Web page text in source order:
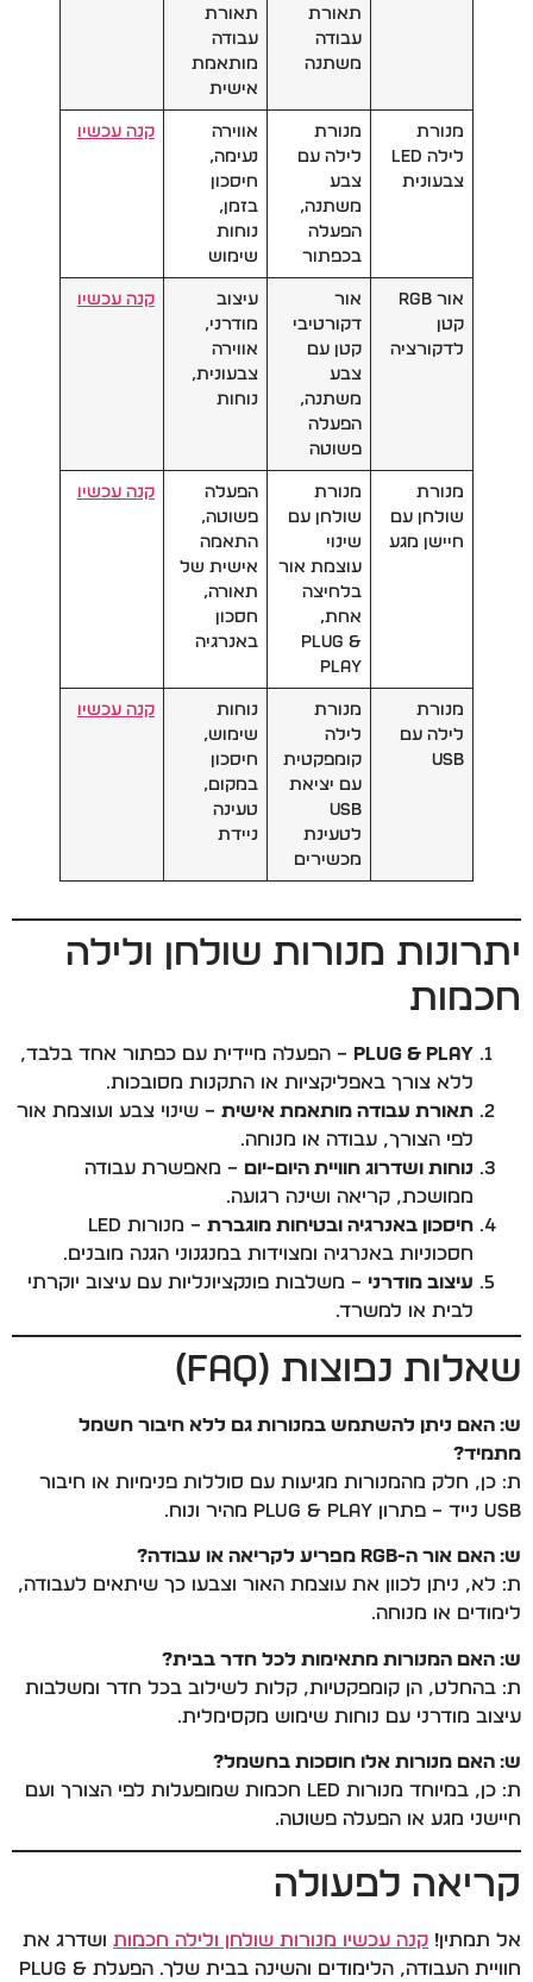
תאורת
עבודה
משתנה
תאורת
עבודה
מותאמת
אישית
מנורת
לילה LED
צבעונית
מנורת
לילה עם
צבע
משתנה,
הפעלה
בכפתור
אווירה
נעימה,
חיסכון
בזמן,
נוחות
שימוש
קנה עכשיו
אור RGB
קטן
לדקורציה
אור
דקורטיבי
קטן עם
צבע
משתנה,
הפעלה
פשוטה
עיצוב
מודרני,
אווירה
צבעונית,
נוחות
קנה עכשיו
מנורת
שולחן עם
חיישן מגע
מנורת
שולחן עם
שינוי
עוצמת אור
בלחיצה
אחת,
Plug &
Play
הפעלה
פשוטה,
התאמה
אישית של
תאורה,
חסכון
באנרגיה
קנה עכשיו
מנורת
לילה עם
USB
מנורת
לילה
קומפקטית
עם יציאת
USB
לטעינת
מכשירים
נוחות
שימוש,
חיסכון
במקום,
טעינה
ניידת
קנה עכשיו
יתרונות מנורות שולחן ולילה
חכמות
Plug & Play – הפעלה מיידית עם כפתור אחד בלבד,
ללא צורך באפליקציות או התקנות מסובכות.
תאורת עבודה מותאמת אישית – שינוי צבע ועוצמת אור
לפי הצורך, עבודה או מנוחה.
נוחות ושדרוג חוויית היום-יום – מאפשרת עבודה
ממושכת, קריאה ושינה רגועה.
חיסכון באנרגיה ובטיחות מוגברת
– מנורות LED
חסכוניות באנרגיה ומצוידות במנגנוני הגנה מובנים.
עיצוב מודרני – משלבות פונקציונליות עם עיצוב יוקרתי
לבית או למשרד.
שאלות נפוצות (FAQ)
ש: האם ניתן להשתמש במנורות גם ללא חיבור חשמל
מתמיד?
ת: כן, חלק מהמנורות מגיעות עם סוללות פנימיות או חיבור
USB נייד – פתרון Plug & Play מהיר ונוח.
ש: האם אור ה-RGB מפריע לקריאה או עבודה?
ת: לא, ניתן לכוון את עוצמת האור וצבעו כך שיתאים לעבודה,
לימודים או מנוחה.
ש: האם המנורות מתאימות לכל חדר בבית?
ת: בהחלט, הן קומפקטיות, קלות לשילוב בכל חדר ומשלבות
עיצוב מודרני עם נוחות שימוש מקסימלית.
ש: האם מנורות אלו חוסכות בחשמל?
ת: כן, במיוחד מנורות LED חכמות שמופעלות לפי הצורך ועם
חיישני מגע או הפעלה פשוטה.
קריאה לפעולה
אל תמתין! קנה עכשיו מנורות שולחן ולילה חכמות ושדרג את
חוויית העבודה, הלימודים והשינה בבית שלך. הפעלת Plug &